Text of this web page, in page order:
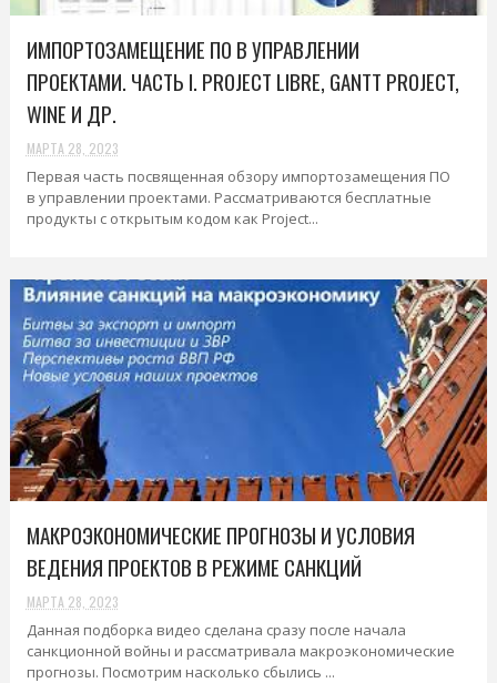
ИМПОРТОЗАМЕЩЕНИЕ ПО В УПРАВЛЕНИИ
ПРОЕКТАМИ. ЧАСТЬ I. PROJECT LIBRE, GANTT PROJECT,
WINE И ДР.
МАРТА 28, 2023
Первая часть посвященная обзору импортозамещения ПО
в управлении проектами. Рассматриваются бесплатные
продукты с открытым кодом как Project...
МАКРОЭКОНОМИЧЕСКИЕ ПРОГНОЗЫ И УСЛОВИЯ
ВЕДЕНИЯ ПРОЕКТОВ В РЕЖИМЕ САНКЦИЙ
МАРТА 28, 2023
Данная подборка видео сделана сразу после начала
санкционной войны и рассматривала макроэкономические
прогнозы. Посмотрим насколько сбылись ...